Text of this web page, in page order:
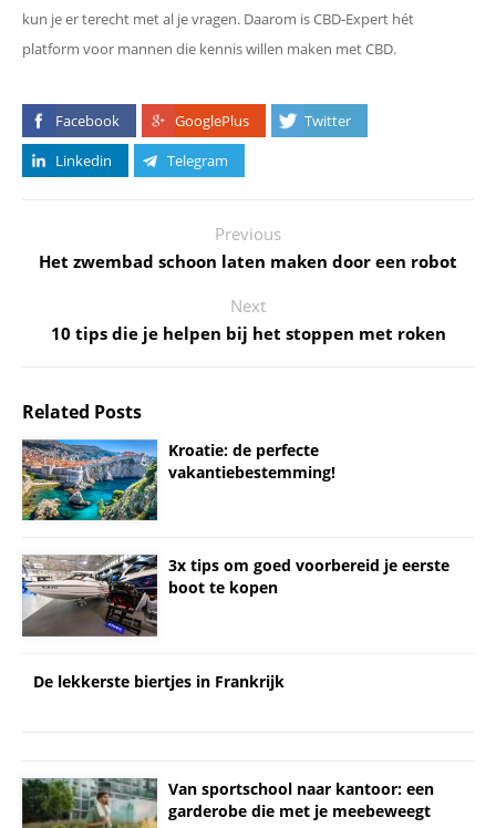
kun je er terecht met al je vragen. Daarom is CBD-Expert hét
platform voor mannen die kennis willen maken met CBD.
Facebook GooglePlus
Twitter
Linkedin
Telegram
Previous
Het zwembad schoon laten maken door een robot
Next
10 tips die je helpen bij het stoppen met roken
Related Posts
Kroatie: de perfecte
vakantiebestemming!
3x tips om goed voorbereid je eerste
boot te kopen
De lekkerste biertjes in Frankrijk
Van sportschool naar kantoor: een
garderobe die met je meebeweegt